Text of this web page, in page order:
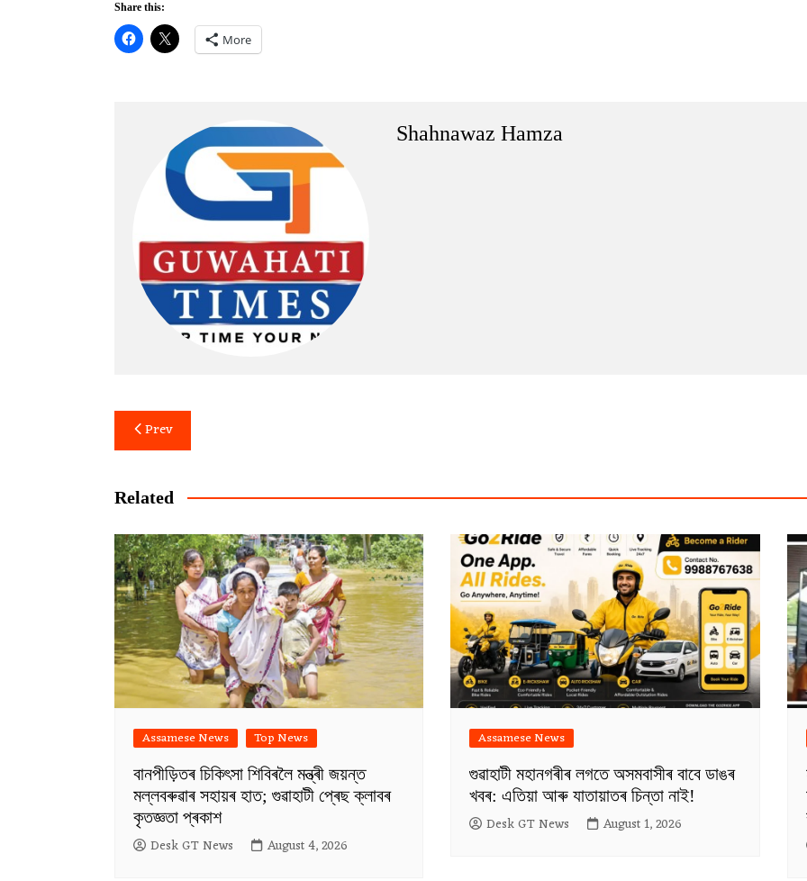
Share this:
More
Shahnawaz Hamza
Post
navigation
Prev
Related
Assamese News Top News
বানপীড়িতৰ চিকিৎসা শিবিৰলৈ মন্ত্ৰী জয়ন্ত
মল্লবৰুৱাৰ সহায়ৰ হাত; গুৱাহাটী প্ৰেছ ক্লাবৰ
কৃতজ্ঞতা প্ৰকাশ
Desk GT News August 4, 2026
Assamese News
গুৱাহাটী মহানগৰীৰ লগতে অসমবাসীৰ বাবে ডাঙৰ
খবৰ: এতিয়া আৰু যাতায়াতৰ চিন্তা নাই!
Desk GT News August 1, 2026